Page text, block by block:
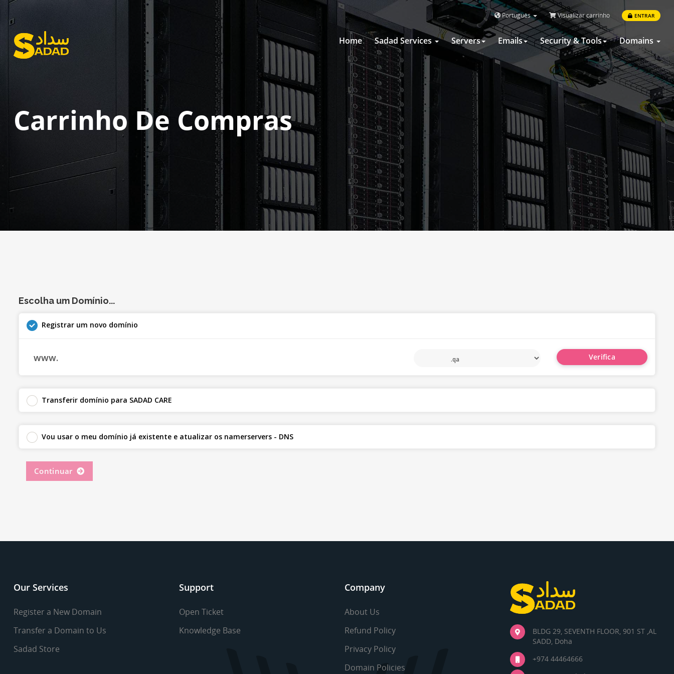
Português Visualizar carrinho ENTRAR
Home Sadad Services Servers Emails Security & Tools Domains
Carrinho De Compras
Escolha um Domínio...
Registrar um novo domínio
www. Verifica
Transferir domínio para SADAD CARE
Vou usar o meu domínio já existente e atualizar os namerservers - DNS
Continuar
Our Services
Register a New Domain
Transfer a Domain to Us
Sadad Store
Support
Open Ticket
Knowledge Base
Company
About Us
Refund Policy
Privacy Policy
Domain Policies
BLDG 29, SEVENTH FLOOR, 901 ST ,AL
SADD, Doha
+974 44464666